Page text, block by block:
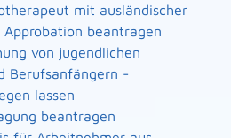
mit ausländischer
beantragen
von jugendlichen
Berufsanfängern -
lassen
beantragen